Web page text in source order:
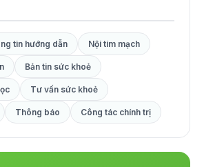
tin hướng dẫn Nội tim mạch
Bản tin sức khoẻ
Tư vấn sức khoẻ
Thông báo Công tác chính trị